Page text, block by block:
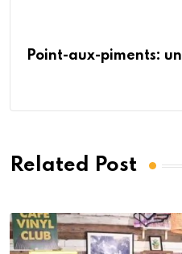
Point-aux-piments:
Related Post